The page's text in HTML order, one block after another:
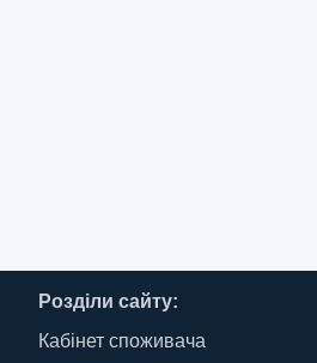
Розділи сайту:
Кабінет споживача